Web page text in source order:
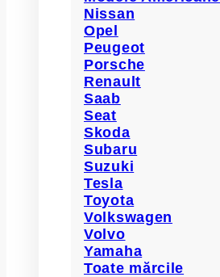
Nissan
Opel
Peugeot
Porsche
Renault
Saab
Seat
Skoda
Subaru
Suzuki
Tesla
Toyota
Volkswagen
Volvo
Yamaha
Toate mărcile